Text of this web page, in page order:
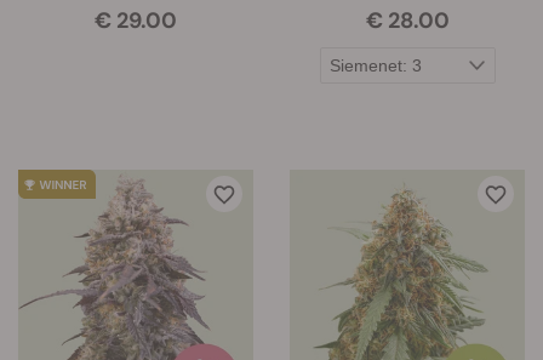
€ 29.00 € 28.00